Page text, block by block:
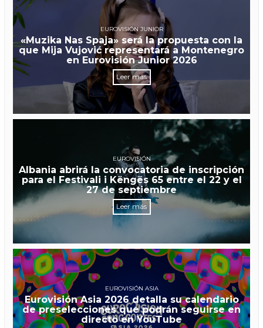
EUROVISIÓN JUNIOR
«Muzika Nas Spaja» será la propuesta con la
que Mija Vujović representará a Montenegro
en Eurovisión Junior 2026
Leer más
EUROVISIÓN
Albania abrirá la convocatoria de inscripción
para el Festivali i Këngës 65 entre el 22 y el
27 de septiembre
Leer más
EUROVISIÓN ASIA
Eurovisión Asia 2026 detalla su calendario
de preselecciones que podrán seguirse en
directo en YouTube